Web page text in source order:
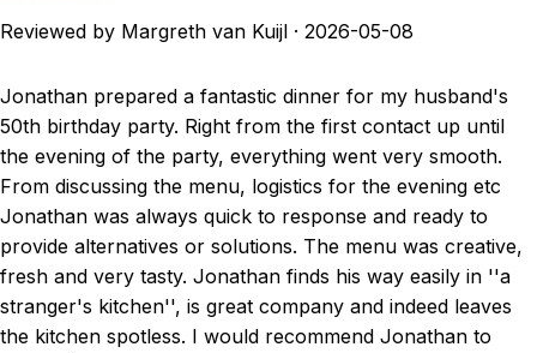
Reviewed by Margreth van Kuijl · 2026-05-08
Jonathan prepared a fantastic dinner for my husband's
50th birthday party. Right from the first contact up until
the evening of the party, everything went very smooth.
From discussing the menu, logistics for the evening etc
Jonathan was always quick to response and ready to
provide alternatives or solutions. The menu was creative,
fresh and very tasty. Jonathan finds his way easily in ''a
stranger's kitchen'', is great company and indeed leaves
the kitchen spotless. I would recommend Jonathan to